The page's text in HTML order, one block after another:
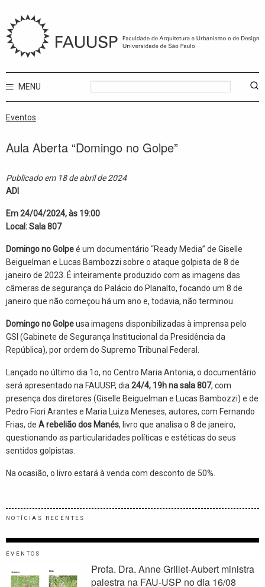
MENU
Eventos
Aula Aberta “Domingo no Golpe”
Publicado em 18 de abril de 2024
ADI
Em 24/04/2024, às 19:00
Local: Sala 807
Domingo no Golpeé um documentário “Ready Media” de Giselle
Beiguelman e Lucas Bambozzi sobre o ataque golpista de 8 de
janeiro de 2023. É inteiramente produzido com as imagens das
câmeras de segurança do Palácio do Planalto, focando um 8 de
janeiro que não começou há um ano e, todavia, não terminou.
Domingo no Golpeusa imagens disponibilizadas à imprensa pelo
GSI (Gabinete de Segurança Institucional da Presidência da
República), por ordem do Supremo Tribunal Federal.
Lançado no último dia 1o, no Centro Maria Antonia, o documentário
será apresentado na FAUUSP, dia 24/4, 19h na sala 807, com
presença dos diretores (Giselle Beiguelman e Lucas Bambozzi) e de
Pedro Fiori Arantes e Maria Luiza Meneses, autores, com Fernando
Frias, de A rebelião dos Manés, livro que analisa o 8 de janeiro,
questionando as particularidades políticas e estéticas do seus
sentidos golpistas.
Na ocasião, o livro estará à venda com desconto de 50%.
NOTÍCIAS RECENTES
EVENTOS
Profa. Dra. Anne Grillet-Aubert ministra
palestra na FAU-USP no dia 16/08